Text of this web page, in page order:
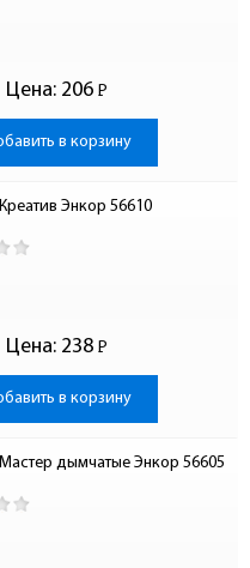
Цена: 206 Р
-
в корзину
Энкор 56610
Цена: 238 Р
-
в корзину
дымчатые Энкор 56605